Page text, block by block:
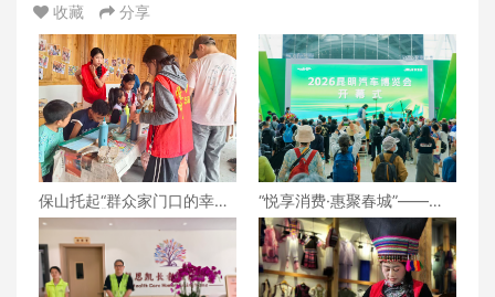
收藏 分享
保山托起“群众家门口的幸
福”（6）‖腾冲猴桥镇：家门
口的“火塘会”，激活边疆治
理“神经末梢”
“悦享消费·惠聚春城”——
2026昆明汽车博览会盛大开
幕